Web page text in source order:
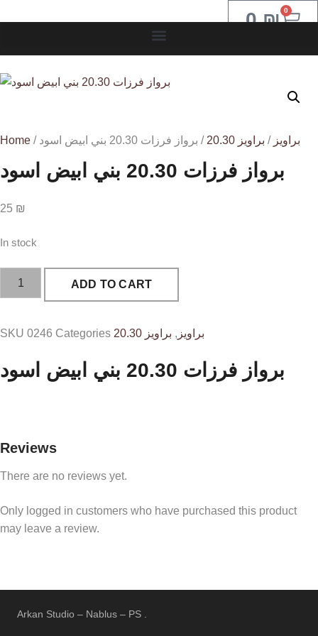
0₪ 0
Home / براويز / براويز 20.30 / برواز فرزات 20.30 بني ابيض اسود
برواز فرزات 20.30 بني ابيض اسود
25 ₪
In stock
ADD TO CART
SKU 0246 Categories براويز , براويز 20.30
برواز فرزات 20.30 بني ابيض اسود
Reviews
There are no reviews yet.
Only logged in customers who have purchased this product
may leave a review.
Arkan Studio – Nablus – PS .